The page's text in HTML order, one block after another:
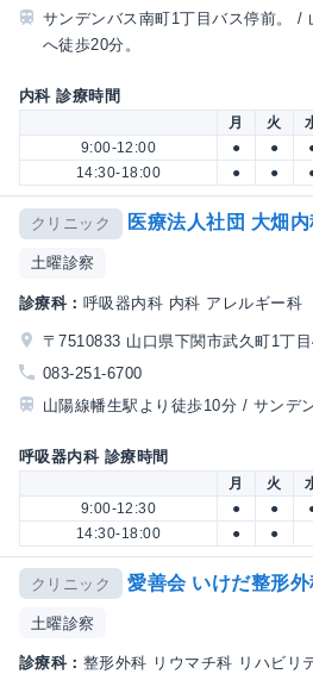
サンデンバス南町1丁目バス停前。 /
へ徒歩20分。
内科 診療時間
月 火
9:00-12:00
● ●
14:30-18:00
● ●
クリニック 医療法人社団 大畑
土曜診察
診療科： 呼吸器内科 内科 アレルギー科
〒7510833 山口県下関市武久町1丁
083-251-6700
山陽線幡生駅より徒歩10分 / サンデ
呼吸器内科 診療時間
月 火
9:00-12:30
● ●
14:30-18:00
● ●
クリニック 愛善会 いけだ整形
土曜診察
診療科： 整形外科 リウマチ科 リハビリ